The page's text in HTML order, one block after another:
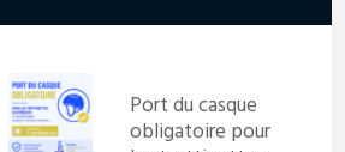
Port du casque
obligatoire pour